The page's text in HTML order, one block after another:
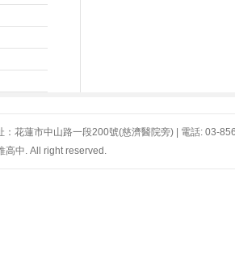
：花蓮市中山路一段200號(慈濟醫院旁) | 電話: 03-
高中. All right reserved.